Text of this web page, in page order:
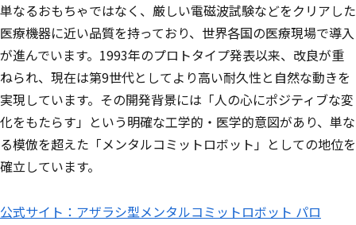
単なるおもちゃではなく、厳しい電磁波試験などをクリアした
医療機器に近い品質を持っており、世界各国の医療現場で導入
が進んでいます。1993年のプロトタイプ発表以来、改良が重
ねられ、現在は第9世代としてより高い耐久性と自然な動きを
実現しています。その開発背景には「人の心にポジティブな変
化をもたらす」という明確な工学的・医学的意図があり、単な
る模倣を超えた「メンタルコミットロボット」としての地位を
確立しています。
公式サイト：アザラシ型メンタルコミットロボット パロ